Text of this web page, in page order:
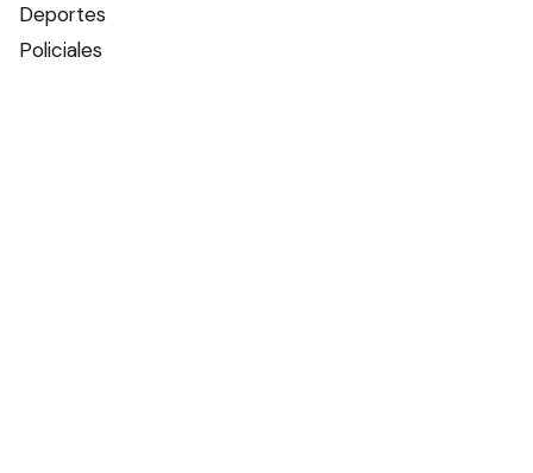
Deportes
Policiales